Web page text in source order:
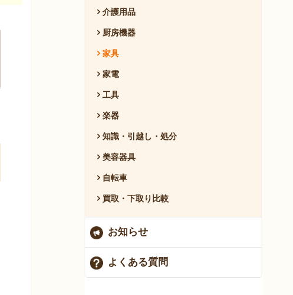
介護用品
厨房機器
家具
家電
工具
楽器
知識・引越し・処分
美容器具
自転車
買取・下取り比較
お知らせ
よくある質問